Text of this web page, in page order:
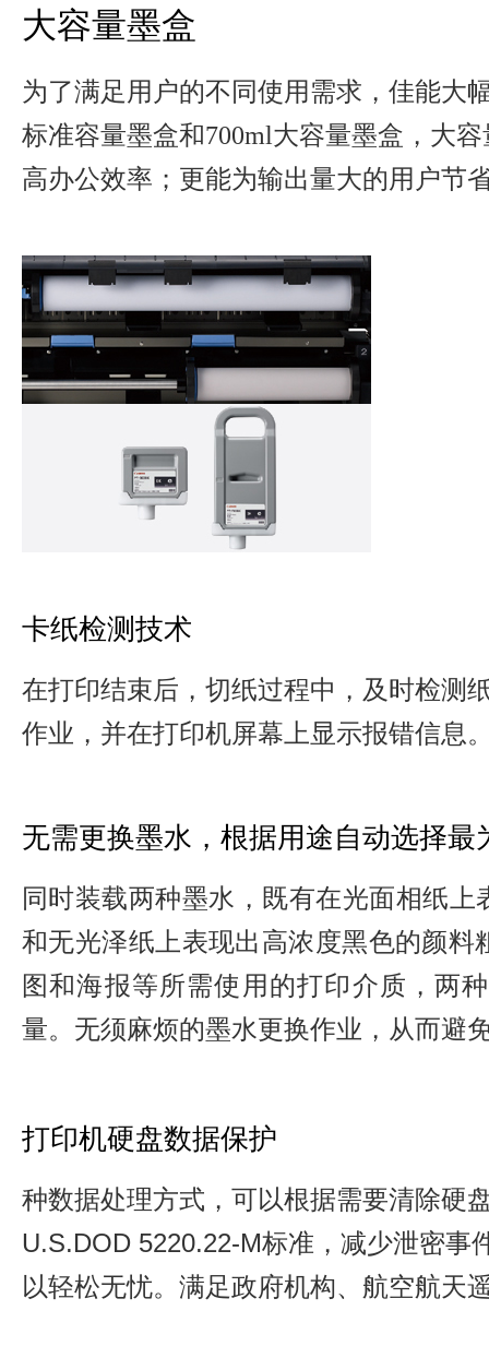
大容量墨盒
为了满足用户的不同使用需求，佳能大
标准容量墨盒和700ml大容量墨盒，大
高办公效率；更能为输出量大的用户节
卡纸检测技术
在打印结束后，切纸过程中，及时检测
作业，并在打印机屏幕上显示报错信息
无需更换墨水，根据用途自动选择最
同时装载两种墨水，既有在光面相纸
和无光泽纸上表现出高浓度黑色的颜
图和海报等所需使用的打印介质，两
量。无须麻烦的墨水更换作业，从而避
打印机硬盘数据保护
种数据处理方式，可以根据需要清除硬
U.S.DOD 5220.22-M标准，减少泄密事
以轻松无忧。满足政府机构、航空航天